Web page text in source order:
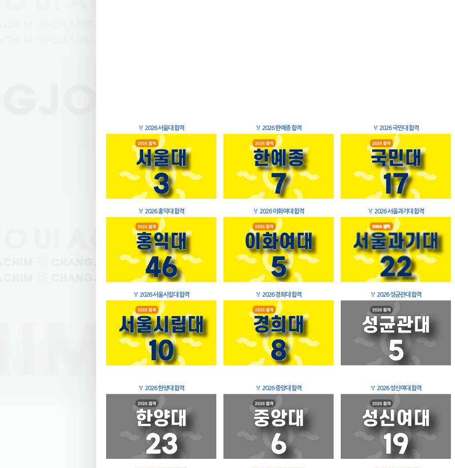
🏅 2026 서울대 합격 🏅 2026 한예종 합격 🏅 2026 국민대 합격
🏅 2026 홍익대 합격 🏅 2026 이화여대 합격 🏅 2026 서울과기대 합격
🏅 2026 서울시립대 합격 🏅 2026 경희대 합격 🏅 2026 성균관대 합격
🏅 2026 한양대 합격 🏅 2026 중앙대 합격 🏅 2026 성신여대 합격